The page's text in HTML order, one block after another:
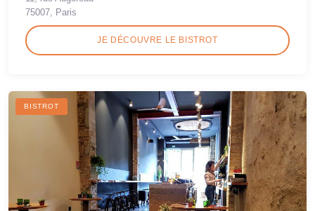
75007, Paris
JE DÉCOUVRE LE BISTROT
BISTROT